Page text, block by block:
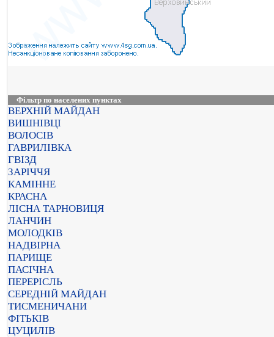
Фільтр по населених пунктах
ВЕРХНІЙ МАЙДАН
ВИШНІВЦІ
ВОЛОСІВ
ГАВРИЛІВКА
ГВІЗД
ЗАРІЧЧЯ
КАМІННЕ
КРАСНА
ЛІСНА ТАРНОВИЦЯ
ЛАНЧИН
МОЛОДКІВ
НАДВІРНА
ПАРИЩЕ
ПАСІЧНА
ПЕРЕРІСЛЬ
СЕРЕДНІЙ МАЙДАН
ТИСМЕНИЧАНИ
ФІТЬКІВ
ЦУЦИЛІВ